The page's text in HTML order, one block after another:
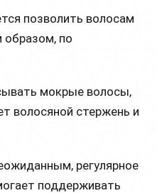
позволить волосам
образом, по
мокрые волосы,
волосяной стержень и
регулярное
поддерживать